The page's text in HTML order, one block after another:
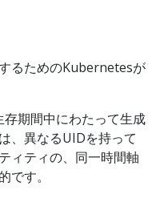
るためのKubernetesが
期間中にわたって生成
、異なるUIDを持って
ィティの、同一時間軸
です。